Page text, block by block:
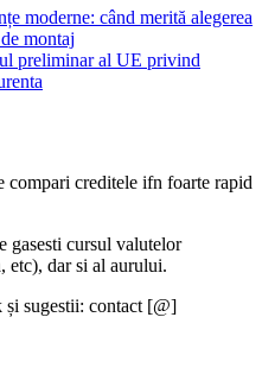
moderne: când merită alegerea
montaj
preliminar al UE privind
compari creditele ifn foarte rapid
gasesti cursul valutelor
etc), dar si al aurului.
și sugestii: contact [@]